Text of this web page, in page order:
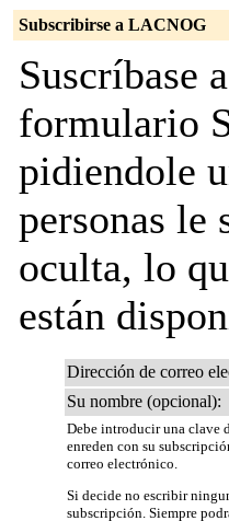
Subscribirse a LACNOG
Suscríbase
formulario
pidiendole
personas le
oculta, lo
están
Dirección de correo
Su nombre (opcional):
Debe introducir una clave
enreden con su
correo electrónico.
Si decide no escribir
subscripción. Siempre